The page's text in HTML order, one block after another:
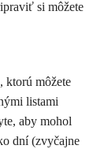
si môžete
ktorú môžete
listami
aby mohol
dní (zvyčajne